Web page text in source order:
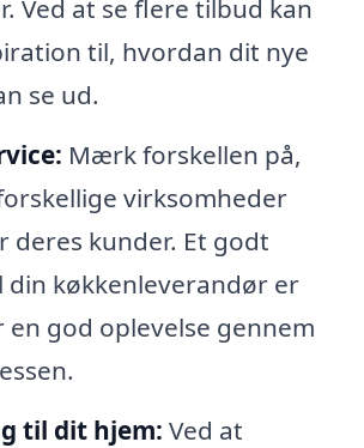
Ved at se flere tilbud kan
til, hvordan dit nye
se ud.
Mærk forskellen på,
virksomheder
deres kunder. Et godt
køkkenleverandør er
god oplevelse gennem
til dit hjem: Ved at